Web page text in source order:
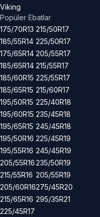
Viking
Popüler Ebatlar
175/70R13
185/55R14
175/65R14
185/65R14
185/60R15
185/65R15
195/50R15
195/60R15
195/65R15
195/50R16
195/55R16
205/55R16
215/55R16
205/60R16
215/65R16
225/45R17
215/50R17
225/50R17
205/55R17
215/55R17
225/55R17
215/60R17
225/40R18
235/45R18
245/45R18
225/45R19
245/45R19
235/50R19
205/55R19
275/45R20
295/35R21